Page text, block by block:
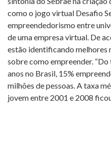
como o jogo virtual Desafio
empreendedorismo entre
de uma empresa virtual. De
estão identificando melhores
sobre como empreender.
anos no Brasil, 15%
milhões de pessoas. A taxa
jovem entre 2001 e 2008